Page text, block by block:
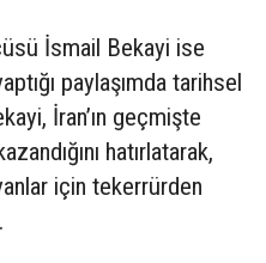
İsmail Bekayi ise
paylaşımda tarihsel
İran’ın geçmişte
hatırlatarak,
için tekerrürden